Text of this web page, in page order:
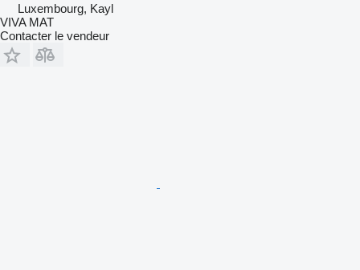
Luxembourg, Kayl
VIVA MAT
Contacter le vendeur